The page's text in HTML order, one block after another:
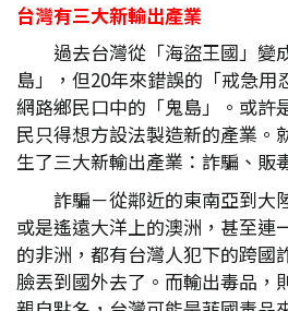
台灣有三大新輸出產業
過去台灣從「海盜王國」變
島」，但20年來錯誤的「戒急用
網路鄉民口中的「鬼島」。或許
民只得想方設法製造新的產業。
生了三大新輸出產業：詐騙、販
詐騙－從鄰近的東南亞到大
或是遙遠大洋上的澳洲，甚至連
的非洲，都有台灣人犯下的跨國
臉丟到國外去了。而輸出毒品，